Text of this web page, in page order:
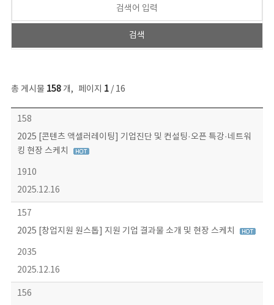
총 게시물 158개, 페이지 1/ 16
콘텐츠이슈 목록 - 번호, 제목, 작성자, 파일, 조회수, 작성일 정보 제공
158
2025 [콘텐츠 액셀러레이팅] 기업진단 및 컨설팅·오픈 특강·네트워
킹 현장 스케치
1910
2025.12.16
157
2025 [창업지원 원스톱] 지원 기업 결과물 소개 및 현장 스케치
2035
2025.12.16
156